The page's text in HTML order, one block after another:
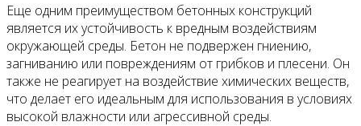
Еще одним преимуществом бетонных конструкций
является их устойчивость к вредным воздействиям
окружающей среды. Бетон не подвержен гниению,
загниванию или повреждениям от грибков и плесени. Он
также не реагирует на воздействие химических веществ,
что делает его идеальным для использования в условиях
высокой влажности или агрессивной среды.